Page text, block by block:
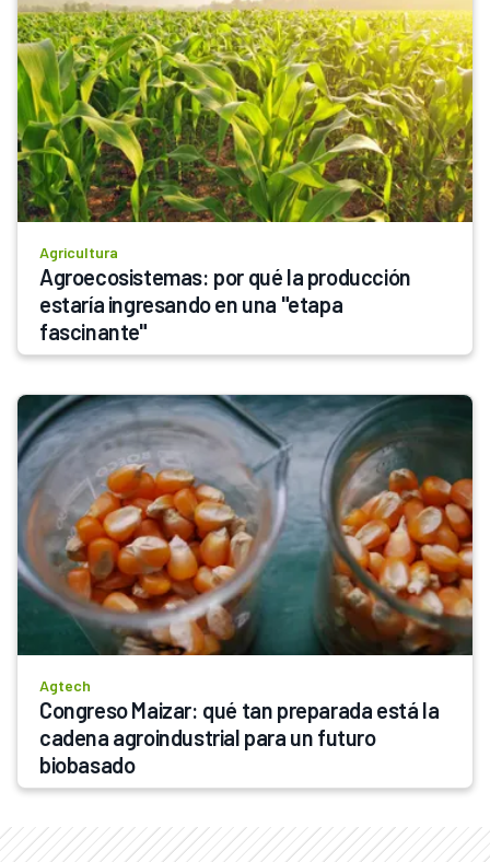
Agricultura
Agroecosistemas: por qué la producción
estaría ingresando en una "etapa
fascinante"
Agtech
Congreso Maizar: qué tan preparada está la
cadena agroindustrial para un futuro
biobasado